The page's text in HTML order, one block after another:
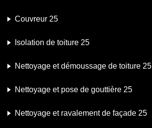
Couvreur 25
Isolation de toiture 25
Nettoyage et démoussage de toiture 25
Nettoyage et pose de gouttière 25
Nettoyage et ravalement de façade 25